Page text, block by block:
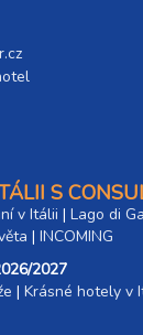
S
v Itálii | Lago di
| INCOMING
2027
|​ Krásné hotely v